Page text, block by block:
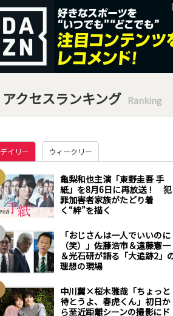
アクセスランキング Ranking
デイリー ウィークリー
亀梨和也主演「東野圭吾 手
紙」を8月6日に再放送！ 犯
罪加害者家族がたどり着
く“絆”を描く
「おじさんは一人でいいのに
（笑）」佐藤浩市＆遠藤憲一
＆光石研が語る「大追跡2」
理想の現場
中川翼×桜木雅哉「ちょっと
待とうよ、春虎くん」初日か
ら至近距離シーンの撮影にド